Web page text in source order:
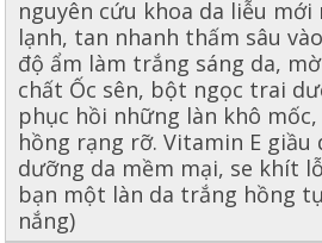
nguyên cứu khoa da liễu
lạnh, tan nhanh thấm sâu
độ ẩm làm trắng sáng da,
chất Ốc sên, bột ngọc trai
phục hồi những làn khô
hồng rạng rỡ. Vitamin E
dưỡng da mềm mại, se khít
bạn một làn da trắng hồng
nắng)